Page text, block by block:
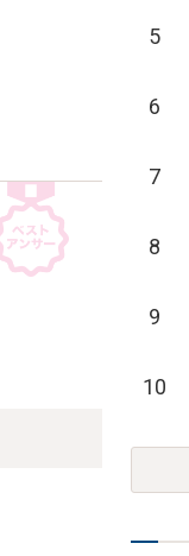
5
6
7
8
9
10